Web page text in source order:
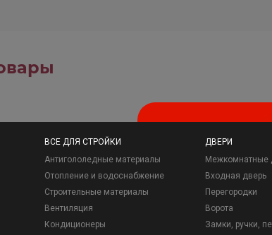
ВСЕ ДЛЯ СТРОЙКИ
Антигололедные материалы
Отопление и водоснабжение
Строительные материалы
Вентиляция
Кондиционеры
ДВЕРИ
Межкомнатные
Входная дверь
Перегородки
Ворота
Замки, ручки,